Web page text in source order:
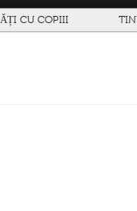
CU COPIII